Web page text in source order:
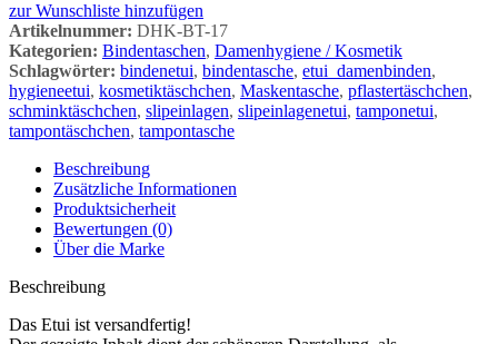
zur Wunschliste hinzufügen
Artikelnummer: DHK-BT-17
Kategorien: Bindentaschen, Damenhygiene / Kosmetik
Schlagwörter: bindenetui, bindentasche, etui_damenbinden,
hygieneetui, kosmetiktäschchen, Maskentasche, pflastertäschchen,
schminktäschchen, slipeinlagen, slipeinlagenetui, tamponetui,
tampontäschchen, tampontasche
Beschreibung
Zusätzliche Informationen
Produktsicherheit
Bewertungen (0)
Über die Marke
Beschreibung
Das Etui ist versandfertig!